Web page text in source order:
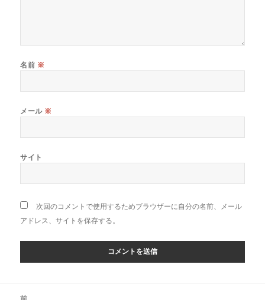
名前 ※
メール ※
サイト
次回のコメントで使用するためブラウザーに自分の名前、メール
アドレス、サイトを保存する。